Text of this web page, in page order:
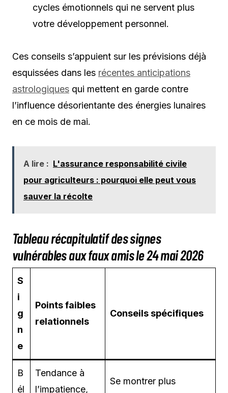
cycles émotionnels qui ne servent plus
votre développement personnel.
Ces conseils s’appuient sur les prévisions déjà
esquissées dans les récentes anticipations
astrologiques qui mettent en garde contre
l’influence désorientante des énergies lunaires
en ce mois de mai.
A lire : L'assurance responsabilité civile
pour agriculteurs : pourquoi elle peut vous
sauver la récolte
Tableau récapitulatif des signes
vulnérables aux faux amis le 24 mai 2026
S
i
g
n
e
Points faibles
relationnels
Conseils spécifiques
B
él
Tendance à
l’impatience,
Se montrer plus